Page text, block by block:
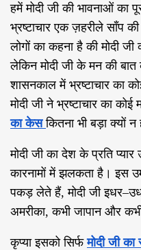
हमें मोदी जी की भावनाओं का
भ्रष्टाचार एक ज़हरीले साँप
लोगों का कहना है की मोदी जी
लेकिन मोदी जी के मन की
शासनकाल में भ्रष्टाचार का
मोदी जी ने भ्रष्टाचार का कोई
का केसकितना भी बड़ा क्यों न
मोदी जी का देश के प्रति
कारनामों में झलकता है। इस
पकड़ लेते हैं,मोदी जी इधर–
अमरीका,कभी जापान और
कृप्या इसको सिर्फमोदी जी का